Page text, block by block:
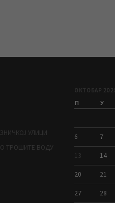
УЛИЦИ
ТРОШИТЕ ВОДУ
ОКТОБАР
П У
6 7
13 14
20 21
27 28